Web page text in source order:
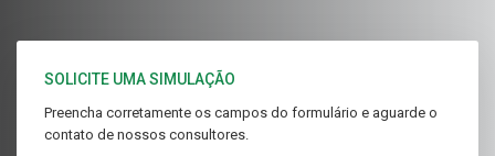
SOLICITE UMA SIMULAÇÃO
Preencha corretamente os campos do formulário e aguarde o
contato de nossos consultores.